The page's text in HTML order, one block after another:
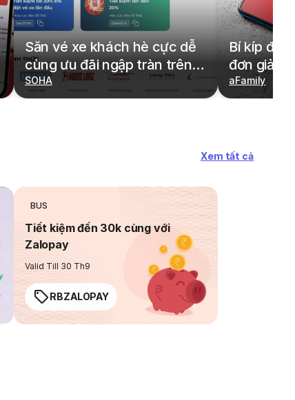
Săn vé xe khách hè cực dễ
cùng ưu đãi ngập tràn trên
redBus
SOHA
Bí kíp đặt
đơn giản,
cả gia
aFamily
Xem tất cả
BUS
Tiết kiệm đến 30k cùng với
Zalopay
Valid Till 30 Th9
RBZALOPAY